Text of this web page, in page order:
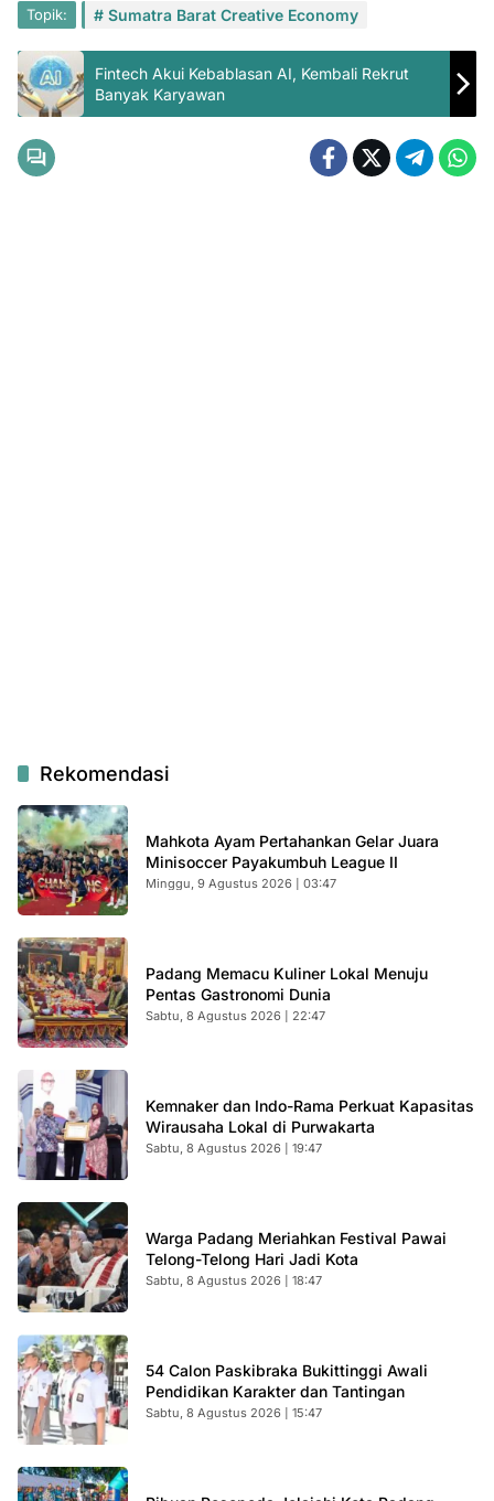
Topik: Sumatra Barat Creative Economy
Fintech Akui Kebablasan AI, Kembali Rekrut
Banyak Karyawan
Rekomendasi
Mahkota Ayam Pertahankan Gelar Juara
Minisoccer Payakumbuh League II
Minggu, 9 Agustus 2026 | 03:47
Padang Memacu Kuliner Lokal Menuju
Pentas Gastronomi Dunia
Sabtu, 8 Agustus 2026 | 22:47
Kemnaker dan Indo-Rama Perkuat Kapasitas
Wirausaha Lokal di Purwakarta
Sabtu, 8 Agustus 2026 | 19:47
Warga Padang Meriahkan Festival Pawai
Telong-Telong Hari Jadi Kota
Sabtu, 8 Agustus 2026 | 18:47
54 Calon Paskibraka Bukittinggi Awali
Pendidikan Karakter dan Tantingan
Sabtu, 8 Agustus 2026 | 15:47